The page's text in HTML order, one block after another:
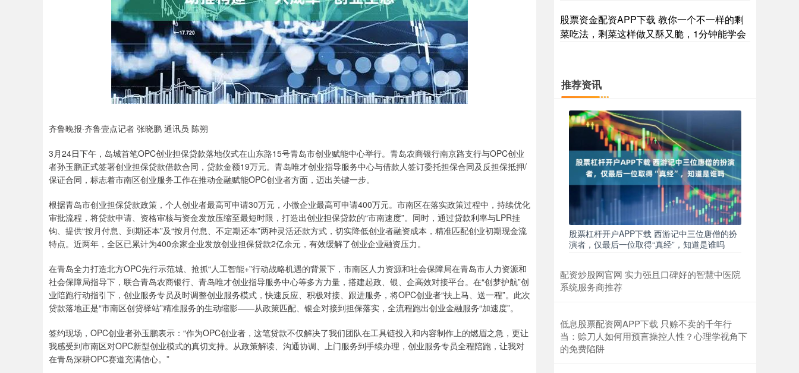
齐鲁晚报·齐鲁壹点记者 张晓鹏 通讯员 陈朔
3月24日下午，岛城首笔OPC创业担保贷款落地仪式在山东路15号青岛市创业赋能中心举行。青岛农商银行南京路支行与OPC创业
者孙玉鹏正式签署创业担保贷款借款合同，贷款金额19万元。青岛唯才创业指导服务中心与借款人签订委托担保合同及反担保抵押/
保证合同，标志着市南区创业服务工作在推动金融赋能OPC创业者方面，迈出关键一步。
根据青岛市创业担保贷款政策，个人创业者最高可申请30万元，小微企业最高可申请400万元。市南区在落实政策过程中，持续优化
审批流程，将贷款申请、资格审核与资金发放压缩至最短时限，打造出创业担保贷款的“市南速度”。同时，通过贷款利率与LPR挂
钩、提供“按月付息、到期还本”及“按月付息、不定期还本”两种灵活还款方式，切实降低创业者融资成本，精准匹配创业初期现金流
特点。近两年，全区已累计为400余家企业发放创业担保贷款2亿余元，有效缓解了创业企业融资压力。
在青岛全力打造北方OPC先行示范城、抢抓“人工智能+”行动战略机遇的背景下，市南区人力资源和社会保障局在青岛市人力资源和
社会保障局指导下，联合青岛农商银行、青岛唯才创业指导服务中心等多方力量，搭建起政、银、企高效对接平台。在“创梦护航”创
业陪跑行动指引下，创业服务专员及时调整创业服务模式，快速反应、积极对接、跟进服务，将OPC创业者“扶上马、送一程”。此次
贷款落地正是“市南区创贷驿站”精准服务的生动缩影——从政策匹配、银企对接到担保落实，全流程跑出创业金融服务“加速度”。
签约现场，OPC创业者孙玉鹏表示：“作为OPC创业者，这笔贷款不仅解决了我们团队在工具链投入和内容制作上的燃眉之急，更让
我感受到市南区对OPC新型创业模式的真切支持。从政策解读、沟通协调、上门服务到手续办理，创业服务专员全程陪跑，让我对
在青岛深耕OPC赛道充满信心。”
股票资金配资APP下载 教你一个不一样的剩
菜吃法，剩菜这样做又酥又脆，1分钟能学会
推荐资讯
股票杠杆开户APP下载 西游记中三位唐僧的扮
演者，仅最后一位取得“真经”，知道是谁吗
配资炒股网官网 实力强且口碑好的智慧中医院
系统服务商推荐
低息股票配资网APP下载 只赊不卖的千年行
当：赊刀人如何用预言操控人性？心理学视角下
的免费陷阱